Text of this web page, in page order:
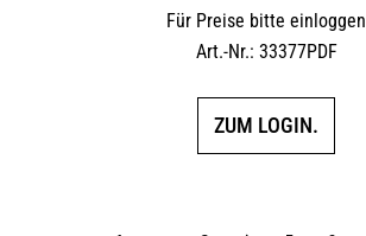
Für Preise bitte einloggen
Art.-Nr.: 33377PDF
ZUM LOGIN.